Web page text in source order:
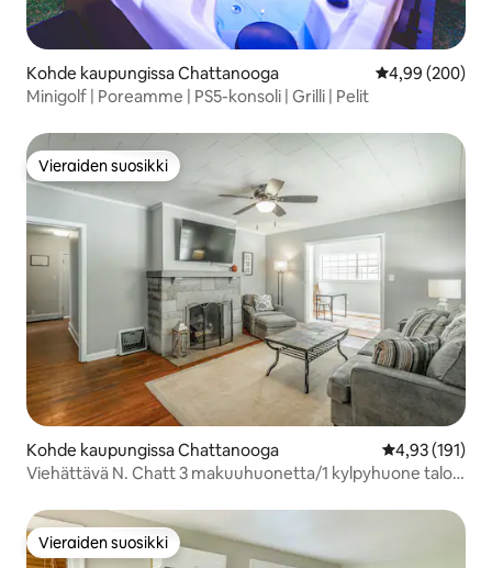
Kohde kaupungissa Chattanooga
4,99 (200)
Minigolf | Poreamme | PS5-konsoli | Grilli | Pelit
Vieraiden suosikki
Vieraiden suosikki
Kohde kaupungissa Chattanooga
4,93 (191)
Viehättävä N. Chatt 3 makuuhuonetta/1 kylpyhuone talo
Vieraiden suosikki
Vieraiden suosikki